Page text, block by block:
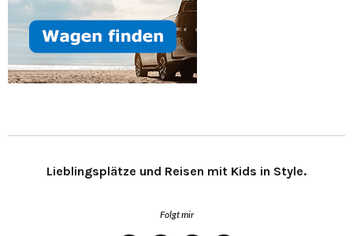
Lieblingsplätze und Reisen mit Kids in Style.
Folgt mir